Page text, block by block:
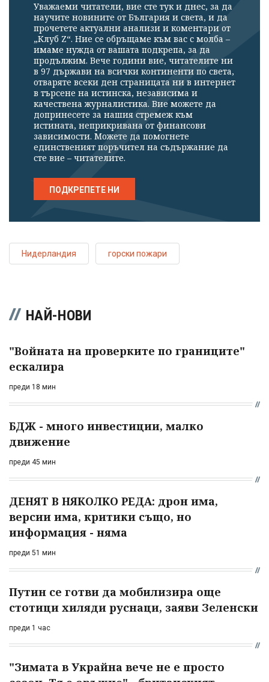
Уважаеми читатели, вие сте тук и днес, за да
научите новините от България и света, и да
прочетете актуални анализи и коментари от
„Клуб Z“. Ние се обръщаме към вас с молба –
имаме нужда от вашата подкрепа, за да
продължим. Вече години вие, читателите ни
в 97 държави на всички континенти по света,
отваряте всеки ден страницата ни в интернет
в търсене на истинска, независима и
качествена журналистика. Вие можете да
допринесете за нашия стремеж към
истината, неприкривана от финансови
зависимости. Можете да помогнете
единственият поръчител на съдържание да
сте вие – читателите.
ПОДКРЕПЕТЕ НИ
Нидерландия горски пожари
НАЙ-НОВИ
"Войната на проверките по границите"
ескалира
преди 18 мин
БДЖ - много инвестиции, малко
движение
преди 45 мин
ДЕНЯТ В НЯКОЛКО РЕДА: дрон има,
версии има, критики също, но
информация - няма
преди 51 мин
Путин се готви да мобилизира още
стотици хиляди руснаци, заяви Зеленски
преди 1 час
"Зимата в Украйна вече не е просто